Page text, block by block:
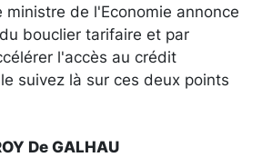
de l'Economie annonce
bouclier tarifaire et par
l'accès au crédit
suivez là sur ces deux points
De GALHAU